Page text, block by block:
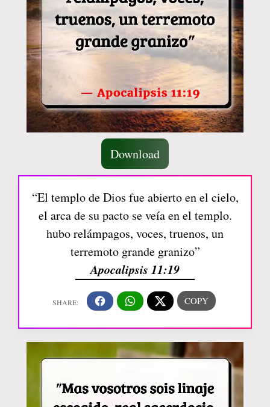
Download
“El templo de Dios fue abierto en el cielo,
el arca de su pacto se veía en el templo.
hubo relámpagos, voces, truenos, un
terremoto grande granizo”
Apocalipsis 11:19